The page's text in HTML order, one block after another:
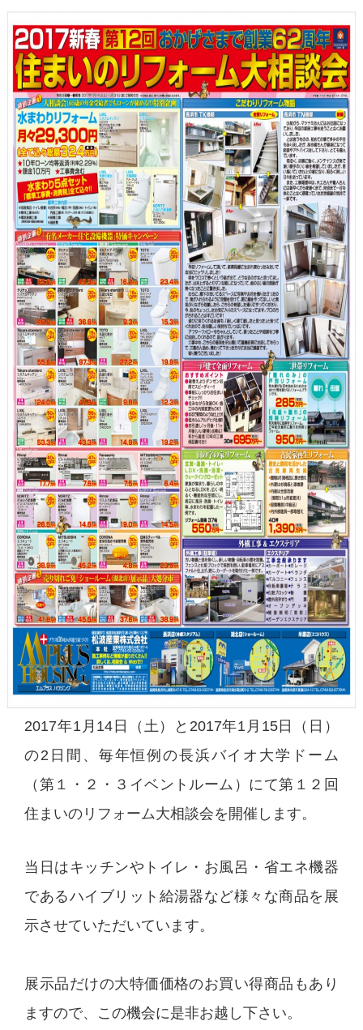
2017年1月14日（土）と2017年1月15日（日）
の2日間、毎年恒例の長浜バイオ大学ドーム
（第１・２・３イベントルーム）にて第１２回
住まいのリフォーム大相談会を開催します。
当日はキッチンやトイレ・お風呂・省エネ機器
であるハイブリット給湯器など様々な商品を展
示させていただいています。
展示品だけの大特価価格のお買い得商品もあり
ますので、この機会に是非お越し下さい。